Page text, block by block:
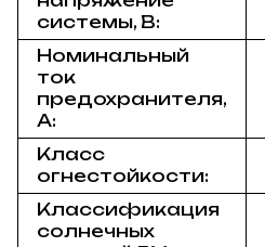
системы, В:
Номинальный
ток
предохранителя,
A:
Класс
огнестойкости:
Классификация
солнечных